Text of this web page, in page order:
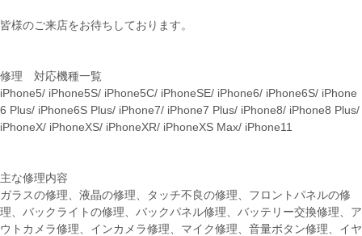
皆様のご来店をお待ちしております。
修理 対応機種一覧
iPhone5/ iPhone5S/ iPhone5C/ iPhoneSE/ iPhone6/ iPhone6S/ iPhone
6 Plus/ iPhone6S Plus/ iPhone7/ iPhone7 Plus/ iPhone8/ iPhone8 Plus/
iPhoneX/ iPhoneXS/ iPhoneXR/ iPhoneXS Max/ iPhone11
主な修理内容
ガラスの修理、液晶の修理、タッチ不良の修理、フロントパネルの修
理、バックライトの修理、バックパネル修理、バッテリー交換修理、ア
ウトカメラ修理、インカメラ修理、マイク修理、音量ボタン修理、イヤ